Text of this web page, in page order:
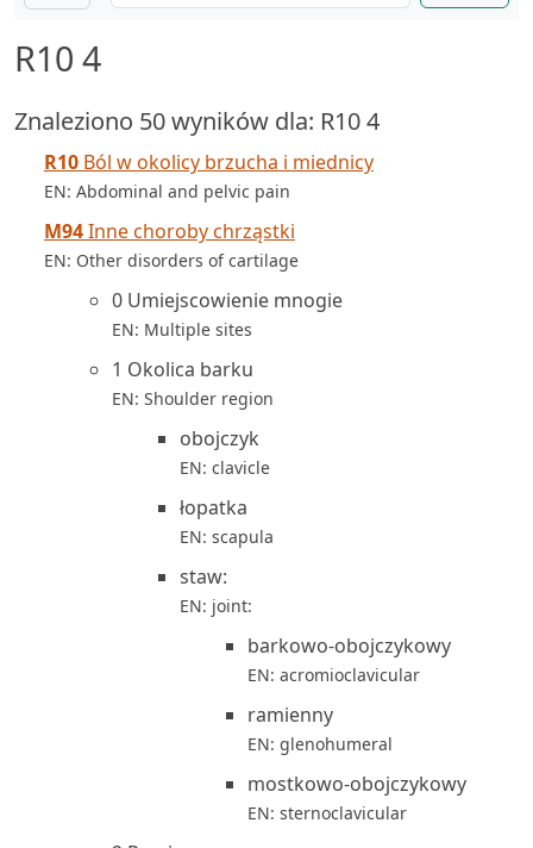
R10 4
Znaleziono 50 wyników dla: R10 4
R10 Ból w okolicy brzucha i miednicy
EN: Abdominal and pelvic pain
M94Inne choroby chrząstki
EN: Other disorders of cartilage
0 Umiejscowienie mnogie
EN: Multiple sites
1 Okolica barku
EN: Shoulder region
obojczyk
EN: clavicle
łopatka
EN: scapula
staw:
EN: joint:
barkowo-obojczykowy
EN: acromioclavicular
ramienny
EN: glenohumeral
mostkowo-obojczykowy
EN: sternoclavicular